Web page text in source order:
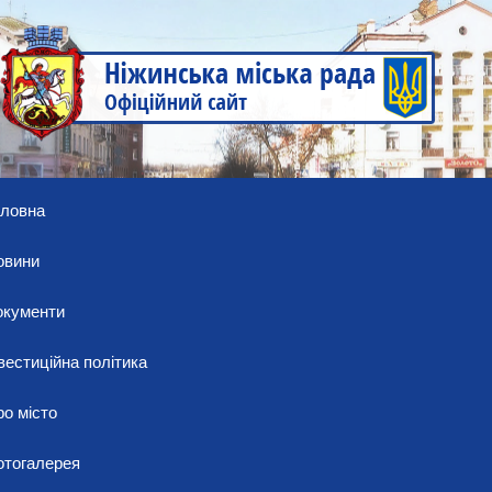
політика
місто